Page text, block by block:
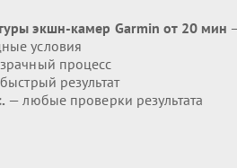
экшн-камер Garmin от 20 мин
условия
процесс
результат
— любые проверки результата